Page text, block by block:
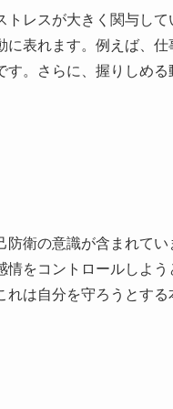
レスが大きく関与し
表れます。例えば、
。さらに、握りしめ
衛の意識が含まれて
をコントロールしよ
は自分を守ろうとする